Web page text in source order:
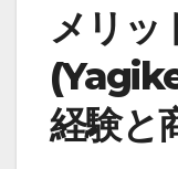
メリッ
経験と